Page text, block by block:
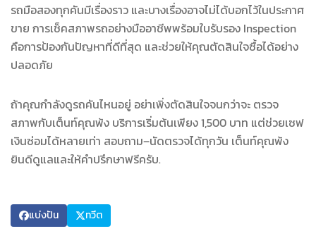
รถมือสองทุกคันมีเรื่องราว และบางเรื่องอาจไม่ได้บอกไว้ในประกาศ
ขาย การเช็คสภาพรถอย่างมืออาชีพพร้อมใบรับรอง Inspection
คือการป้องกันปัญหาที่ดีที่สุด และช่วยให้คุณตัดสินใจซื้อได้อย่าง
ปลอดภัย
ถ้าคุณกำลังดูรถคันไหนอยู่ อย่าเพิ่งตัดสินใจจนกว่าจะ ตรวจ
สภาพกับเต็นท์คุณพ้ง บริการเริ่มต้นเพียง 1,500 บาท แต่ช่วยเซฟ
เงินซ่อมได้หลายเท่า สอบถาม–นัดตรวจได้ทุกวัน เต็นท์คุณพ้ง
ยินดีดูแลและให้คำปรึกษาฟรีครับ.
แบ่งปัน ทวีต